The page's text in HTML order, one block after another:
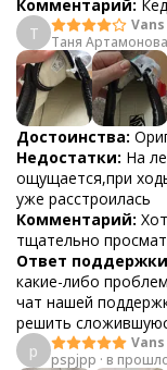
Комментарий:
Т
Таня Артамонова
Достоинства:
Недостатки: На
ощущается,при
уже расстроилась
Комментарий:
тщательно
Ответ
какие-либо
чат нашей
решить
p
pspjpp · в